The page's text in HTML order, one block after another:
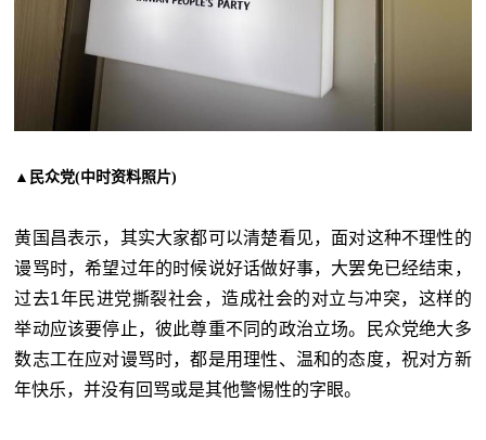
▲民众党(中时资料照片)
黄国昌表示，其实大家都可以清楚看见，面对这种不理性的
谩骂时，希望过年的时候说好话做好事，大罢免已经结束，
过去1年民进党撕裂社会，造成社会的对立与冲突，这样的
举动应该要停止，彼此尊重不同的政治立场。民众党绝大多
数志工在应对谩骂时，都是用理性、温和的态度，祝对方新
年快乐，并没有回骂或是其他警惕性的字眼。